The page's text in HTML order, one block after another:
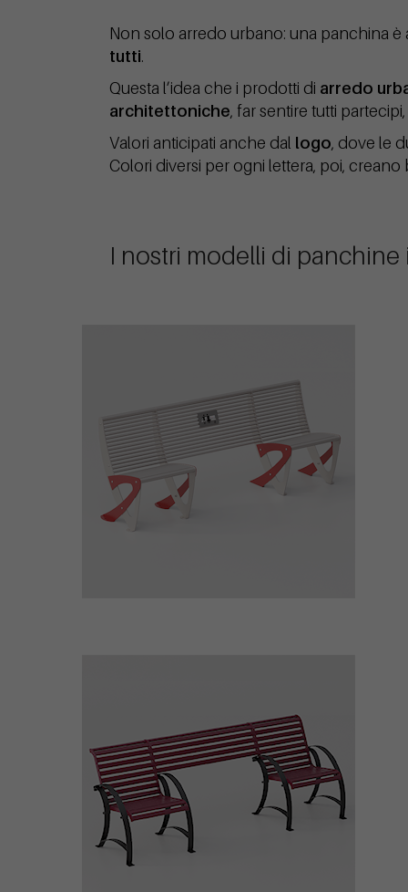
Non solo arredo urbano: una panchina
tutti.
Questa l’idea che i prodotti di arredo
architettoniche, far sentire tutti
Valori anticipati anche dal logo, dove le
Colori diversi per ogni lettera, poi,
I nostri modelli di panchine